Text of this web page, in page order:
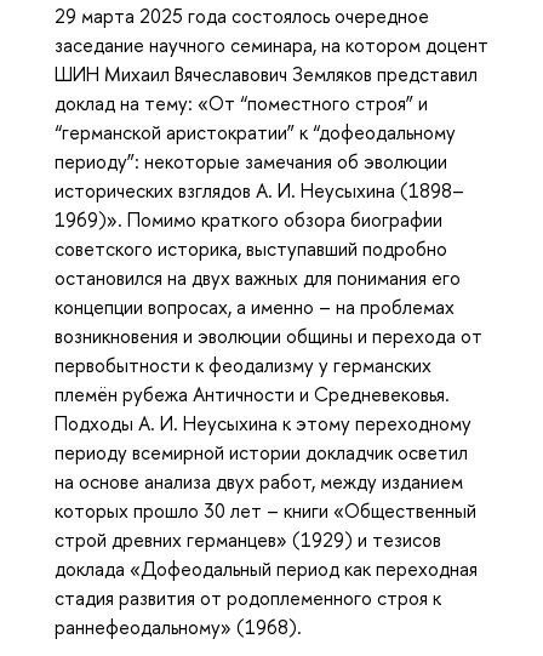
29 марта 2025 года состоялось очередное
заседание научного семинара, на котором доцент
ШИН Михаил Вячеславович Земляков представил
доклад на тему: «От “поместного строя” и
“германской аристократии” к “дофеодальному
периоду”: некоторые замечания об эволюции
исторических взглядов А. И. Неусыхина (1898–
1969)». Помимо краткого обзора биографии
советского историка, выступавший подробно
остановился на двух важных для понимания его
концепции вопросах, а именно – на проблемах
возникновения и эволюции общины и перехода от
первобытности к феодализму у германских
племён рубежа Античности и Средневековья.
Подходы А. И. Неусыхина к этому переходному
периоду всемирной истории докладчик осветил
на основе анализа двух работ, между изданием
которых прошло 30 лет – книги «Общественный
строй древних германцев» (1929) и тезисов
доклада «Дофеодальный период как переходная
стадия развития от родоплеменного строя к
раннефеодальному» (1968).